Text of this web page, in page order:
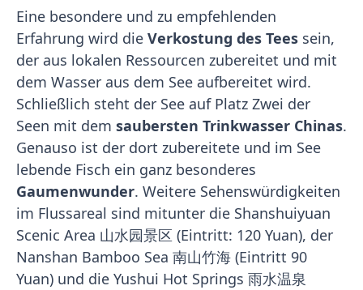
Eine besondere und zu empfehlenden
Erfahrung wird die Verkostung des Tees sein,
der aus lokalen Ressourcen zubereitet und mit
dem Wasser aus dem See aufbereitet wird.
Schließlich steht der See auf Platz Zwei der
Seen mit dem saubersten Trinkwasser Chinas.
Genauso ist der dort zubereitete und im See
lebende Fisch ein ganz besonderes
Gaumenwunder. Weitere Sehenswürdigkeiten
im Flussareal sind mitunter die Shanshuiyuan
Scenic Area 山水园景区 (Eintritt: 120 Yuan), der
Nanshan Bamboo Sea 南山竹海 (Eintritt 90
Yuan) und die Yushui Hot Springs 雨水温泉